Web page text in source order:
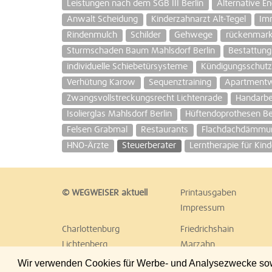
Wir verwenden Cookies für Werbe- und Analysezwecke
Leistungen nach dem SGB III Berlin
Alternative
Anwalt Scheidung
Kinderzahnarzt Alt-Tegel
Rindenmulch
Schilder Gehwege
Sturmschaden Baum Mahlsdorf Berlin
individuelle Schiebetürsysteme
Verhütung Karow
Sequenztraining
Zwangsvollstreckungsrecht Lichtenrade
Isolierglas Mahlsdorf Berlin
Hüftendoprothesen
Felsen Grabmal
Restaurants
HNO-Ärzte
Steuerberater Lerntherapie für
© WEGWEISER aktuell Printausgaben
Impressum
Charlottenburg Friedrichshain
Lichtenberg
Marzahn
Reinickendorf
Schöneberg